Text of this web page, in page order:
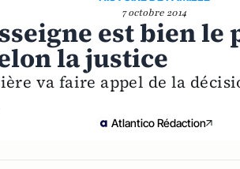
7 octobre 2014
est bien le
la justice
va faire appel de la
Atlantico Rédaction